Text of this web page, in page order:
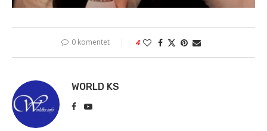
0 komentet 4
WORLD KS